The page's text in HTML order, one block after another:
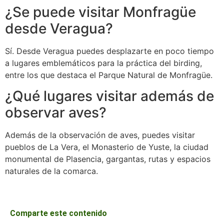
¿Se puede visitar Monfragüe
desde Veragua?
Sí. Desde Veragua puedes desplazarte en poco tiempo
a lugares emblemáticos para la práctica del birding,
entre los que destaca el Parque Natural de Monfragüe.
¿Qué lugares visitar además de
observar aves?
Además de la observación de aves, puedes visitar
pueblos de La Vera, el Monasterio de Yuste, la ciudad
monumental de Plasencia, gargantas, rutas y espacios
naturales de la comarca.
Comparte este contenido